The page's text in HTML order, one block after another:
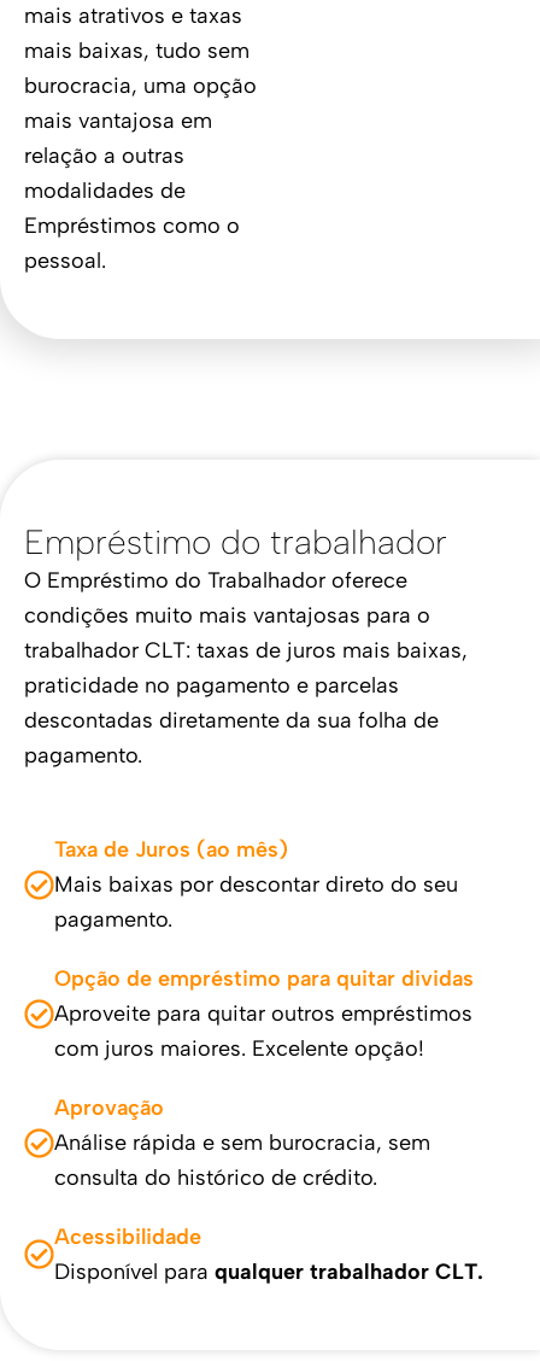
mais atrativos e taxas
mais baixas, tudo sem
burocracia, uma opção
mais vantajosa em
relação a outras
modalidades de
Empréstimos como o
pessoal.
Empréstimo do trabalhador
O Empréstimo do Trabalhador oferece
condições muito mais vantajosas para o
trabalhador CLT: taxas de juros mais baixas,
praticidade no pagamento e parcelas
descontadas diretamente da sua folha de
pagamento.
Taxa de Juros (ao mês)
Mais baixas por descontar direto do seu
pagamento.
Opção de empréstimo para quitar dividas
Aproveite para quitar outros empréstimos
com juros maiores. Excelente opção!
Aprovação
Análise rápida e sem burocracia, sem
consulta do histórico de crédito.
Acessibilidade
Disponível para qualquer trabalhador CLT.